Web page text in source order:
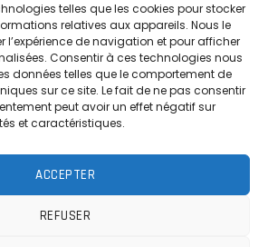
telles que les cookies pour stocker
relatives aux appareils. Nous le
l’expérience de navigation et pour afficher
Consentir à ces technologies nous
données telles que le comportement de
sur ce site. Le fait de ne pas consentir
peut avoir un effet négatif sur
et caractéristiques.
ACCEPTER
REFUSER
(UE)